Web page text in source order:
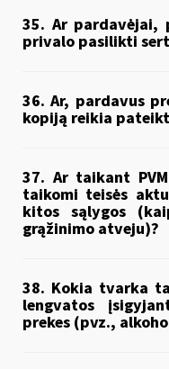
35. Ar pardavėjai,
privalo pasilikti
36. Ar, pardavus
kopiją reikia
37. Ar taikant
taikomi teisės
kitos sąlygos
grąžinimo atveju)?
38. Kokia tvarka
lengvatos
prekes (pvz.,